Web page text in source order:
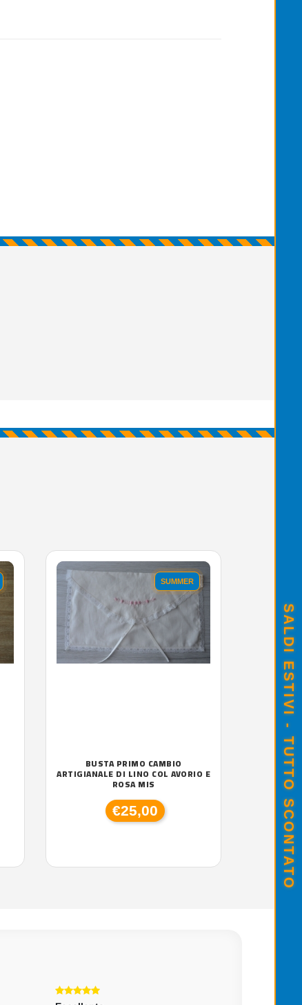
SUMMER
BUSTA PRIMO CAMBIO
ARTIGIANALE DI LINO COL AVORIO E
ROSA MIS
€25,00
SALDI ESTIVI - TUTTO SCONTATO